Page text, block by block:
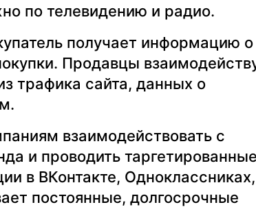
по телевидению и радио.
получает информацию о
Продавцы
трафика сайта, данных о
взаимодействовать с
и проводить таргетированные
в ВКонтакте, Одноклассниках,
постоянные, долгосрочные